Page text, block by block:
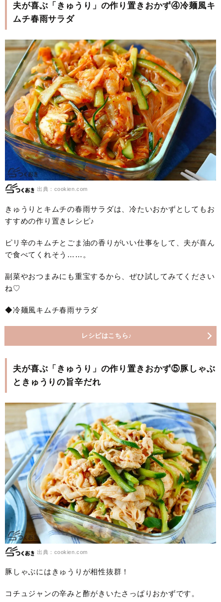
夫が喜ぶ「きゅうり」の作り置きおかず④冷麺風キ
ムチ春雨サラダ
出典：cookien.com
きゅうりとキムチの春雨サラダは、冷たいおかずとしてもお
すすめの作り置きレシピ♪
ピリ辛のキムチとごま油の香りがいい仕事をして、夫が喜ん
で食べてくれそう……。
副菜やおつまみにも重宝するから、ぜひ試してみてください
ね♡
◆冷麺風キムチ春雨サラダ
レシピはこちら♪
夫が喜ぶ「きゅうり」の作り置きおかず⑤豚しゃぶ
ときゅうりの旨辛だれ
出典：cookien.com
豚しゃぶにはきゅうりが相性抜群！
コチュジャンの辛みと酢がきいたさっぱりおかずです。